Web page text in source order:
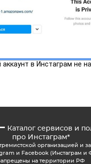
в Инстаграм не
Каталог сервисов и
про Инстаграм*
организацией и
и Facebook (Инстаграм и
на территории РФ